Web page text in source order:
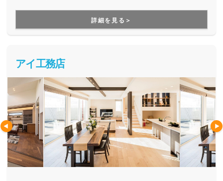
ず、予算内で快適な住まいを建てたい方にオススメです。
詳細を見る＞
アイ工務店